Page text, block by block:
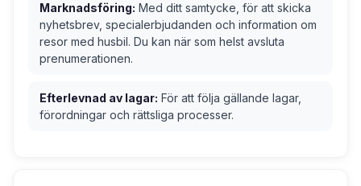
Marknadsföring: Med ditt samtycke, för att skicka
nyhetsbrev, specialerbjudanden och information om
resor med husbil. Du kan när som helst avsluta
prenumerationen.
Efterlevnad av lagar: För att följa gällande lagar,
förordningar och rättsliga processer.